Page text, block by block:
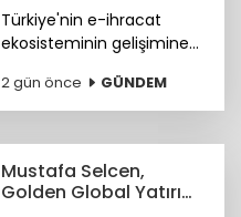
Türkiye'nin e-ihracat
ekosisteminin gelişimine
ihracatçıların küresel
pazarlardaki rekabet
ETİD ile TİM arasında iş
birliği protokolü imzalandı.
2 gün önce GÜNDEM
Mustafa Selcen,
Golden Global Yatırım